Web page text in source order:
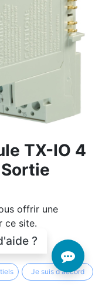
TX-IO 4
par entrée
sans
individuellement
de messages
offrir une
ce site.
Je suis d'accord
?